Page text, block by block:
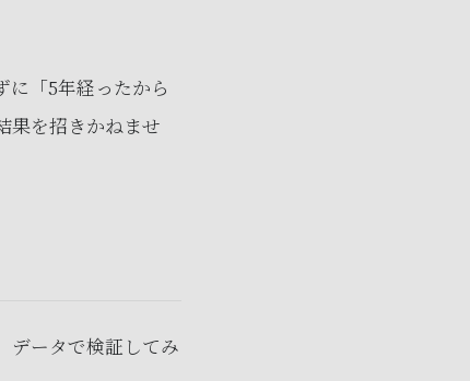
に「5年経ったから
果を招きかねませ
データで検証してみ